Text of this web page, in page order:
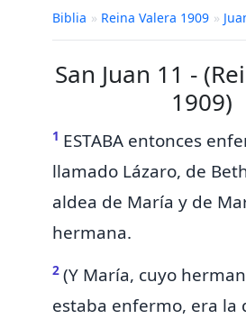
Biblia » Reina Valera 1909 »
San Juan 11 -
1909)
1 ESTABA entonces
llamado Lázaro, de
aldea de María y de
hermana.
2 (Y María, cuyo
estaba enfermo, era la